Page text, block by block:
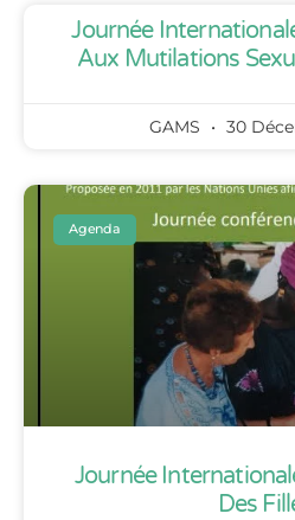
Journée
Aux Mutilations
GAMS 30
Agenda
Journée
Des